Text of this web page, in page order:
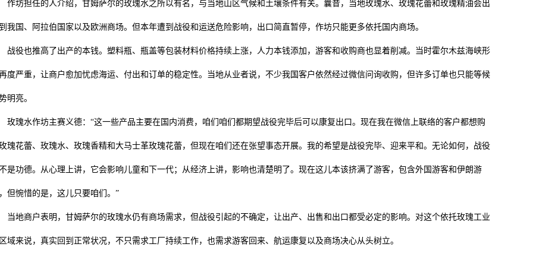
坊担任的人介绍，甘姆萨尔的玫瑰水之所以有名，与当地山区气候和土壤条件有关。曩昔，当地玫瑰水、玫瑰花蕾和玫瑰精油会出
我国、阿拉伯国家以及欧洲商场。但本年遭到战役和运送危险影响，出口简直暂停，作坊只能更多依托国内商场。
役也推高了出产的本钱。塑料瓶、瓶盖等包装材料价格持续上涨，人力本钱添加，游客和收购商也显着削减。当时霍尔木兹海峡形
度严重，让商户愈加忧虑海运、付出和订单的稳定性。当地从业者说，不少我国客户依然经过微信问询收购，但许多订单也只能等候
明亮。
瑰水作坊主赛义德：“这一些产品主要在国内消费，咱们咱们都期望战役完毕后可以康复出口。现在我在微信上联络的客户都想购
瑰花蕾、玫瑰水、玫瑰香精和大马士革玫瑰花蕾，但现在咱们还在张望事态开展。我的希望是战役完毕、迎来平和。无论如何，战役
是功德。从心理上讲，它会影响儿童和下一代；从经济上讲，影响也清楚明了。现在这儿本该挤满了游客，包含外国游客和伊朗游
但惋惜的是，这儿只要咱们。”
地商户表明，甘姆萨尔的玫瑰水仍有商场需求，但战役引起的不确定，让出产、出售和出口都受必定的影响。对这个依托玫瑰工业
域来说，真实回到正常状况，不只需求工厂持续工作，也需求游客回来、航运康复以及商场决心从头树立。